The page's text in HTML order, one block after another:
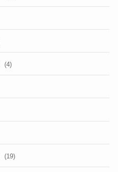
(4)
(19)